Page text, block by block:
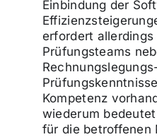
Einbindung der
erfordert
Prüfungsteams
Kompetenz
wiederum
für die betroffenen